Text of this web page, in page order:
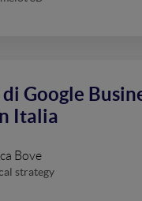
di Google
Italia
Bove
strategy